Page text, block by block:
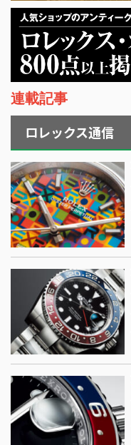
連載記事
ロレックス通信